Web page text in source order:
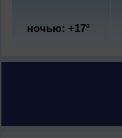
ночью: +17°